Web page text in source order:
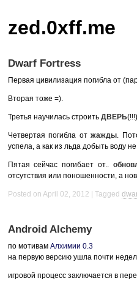
zed.0xff.me
Dwarf Fortress
Первая цивилизация погибла от
Вторая тоже =).
Третья научилась строить ДВЕРЬ
Четвертая погибла отжажды.
успела, а как из льда добыть воду
Пятая сейчас погибает от..
отсутствия или поношенности, а
Posted on April 02, 2012 Tagged
Android Alchemy
по мотивам Алхимии 0.3
на первую версию ушла почти
игровой процесс заключается в